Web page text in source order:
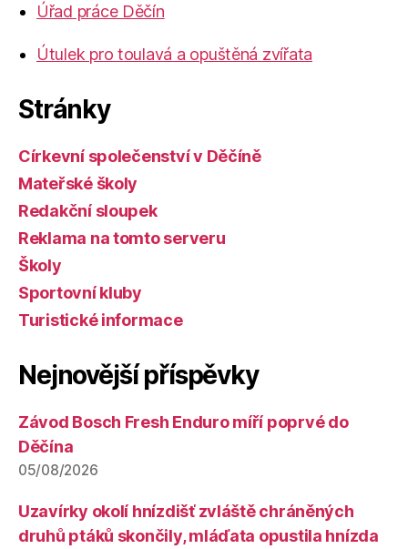
Úřad práce Děčín
Útulek pro toulavá a opuštěná zvířata
Stránky
Církevní společenství v Děčíně
Mateřské školy
Redakční sloupek
Reklama na tomto serveru
Školy
Sportovní kluby
Turistické informace
Nejnovější příspěvky
Závod Bosch Fresh Enduro míří poprvé do
Děčína
05/08/2026
Uzavírky okolí hnízdišť zvláště chráněných
druhů ptáků skončily, mláďata opustila hnízda